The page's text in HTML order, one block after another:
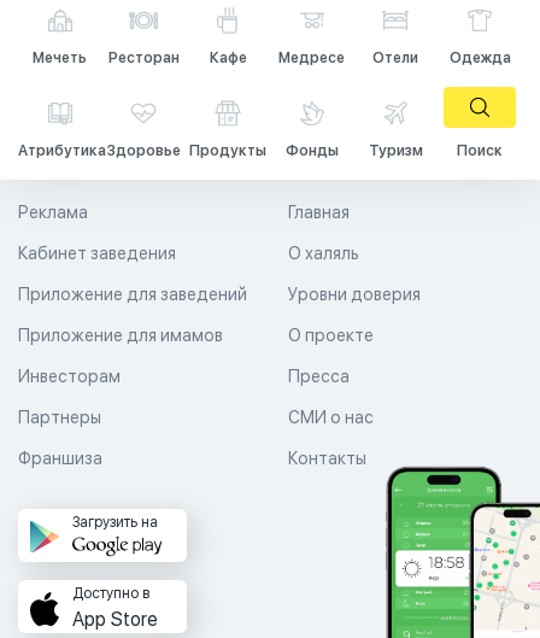
Мечеть Ресторан Кафе Медресе Отели Одежда
АтрибутикаЗдоровье Продукты Фонды Туризм Поиск
Главная
О халяль
Уровни доверия
Реклама
Кабинет заведения
Приложение для заведений
Приложение для имамов О проекте
Пресса
СМИ о нас
Контакты
Инвесторам
Партнеры
Франшиза
Загрузить на
Доступно в
App Store